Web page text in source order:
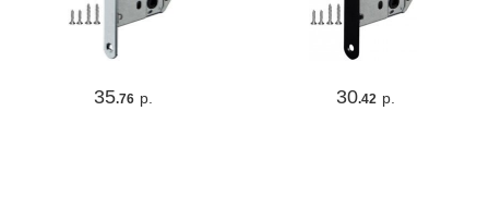
35.76 р. 30.42 р.